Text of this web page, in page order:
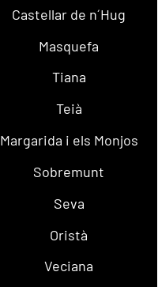
Castellar de n´Hug
Masquefa
Tiana
Teià
Margarida i els Monjos
Sobremunt
Seva
Oristà
Veciana